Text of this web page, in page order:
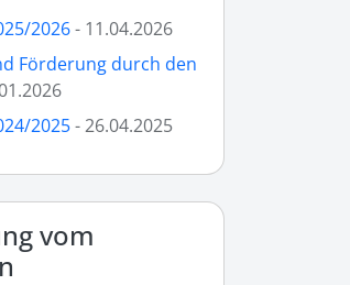
2026- 11.04.2026
Förderung durch den
2025- 26.04.2025
vom